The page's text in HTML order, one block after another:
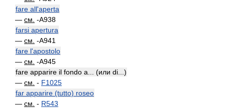
fare all'aperta
— см. -A938
farsi apertura
— см. -A941
fare l'apostolo
— см. -A945
fare apparire il fondo a... (или di...)
— см. - F1025
far apparire (tutto) roseo
— см. - R543